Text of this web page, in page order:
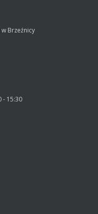
Brzeźnicy
- 15:30